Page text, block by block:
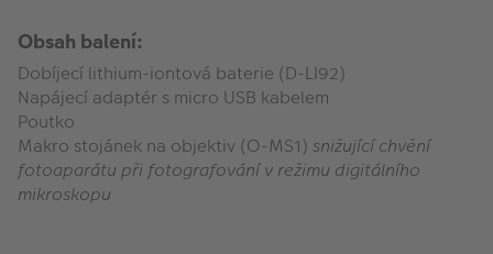
Obsah balení:
Dobíjecí lithium-iontová baterie (D-LI92)
Napájecí adaptér s micro USB kabelem
Poutko
Makro stojánek na objektiv (O-MS1) snižující chvění
fotoaparátu při fotografování v režimu digitálního
mikroskopu